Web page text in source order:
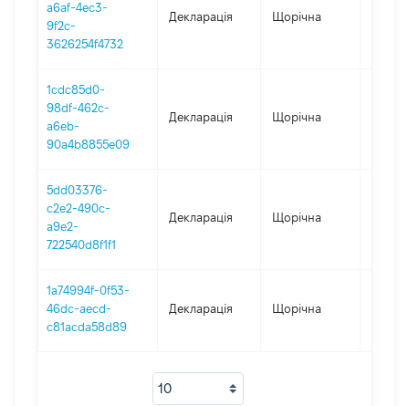
a6af-4ec3-
9f2c-
3626254f4732
Декларація Щорічна
1cdc85d0-
98df-462c-
a6eb-
90a4b8855e09
Декларація Щорічна
5dd03376-
c2e2-490c-
a9e2-
722540d8f1f1
Декларація Щорічна
1a74994f-0f53-
46dc-aecd-
c81acda58d89
Декларація Щорічна